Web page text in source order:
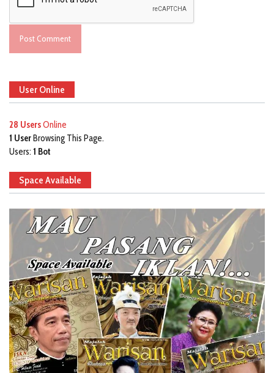
User Online
28 UsersOnline
1 User Browsing This Page.
Users: 1 Bot
Space Available